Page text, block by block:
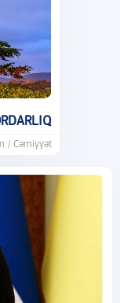
/ Cəmiyyət